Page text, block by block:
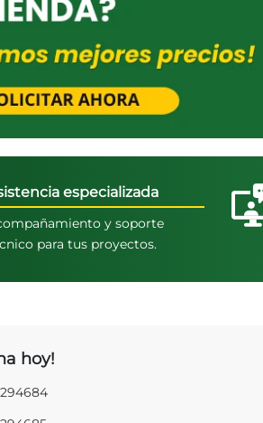
especializada
y soporte
para tus proyectos.
hoy!